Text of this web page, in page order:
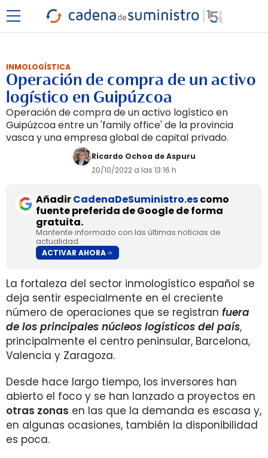
INMOLOGÍSTICA
Operación de compra de un activo
logístico en Guipúzcoa
Operación de compra de un activo logístico en
Guipúzcoa entre un 'family office' de la provincia
vasca y una empresa global de capital privado.
Ricardo Ochoa de Aspuru
20/10/2022 a las 13:16 h
AñadirCadenaDeSuministro.escomo
fuente preferida de Google de forma
gratuita.
Mantente informado con las últimas noticias de
actualidad.
ACTIVAR AHORA
La fortaleza del sector inmologístico español se
deja sentir especialmente en el creciente
número de operaciones que se registran fuera
de los principales núcleos logísticos del país,
principalmente el centro peninsular, Barcelona,
Valencia y Zaragoza.
Desde hace largo tiempo, los inversores han
abierto el foco y se han lanzado a proyectos en
otras zonas en las que la demanda es escasa y,
en algunas ocasiones, también la disponibilidad
es poca.